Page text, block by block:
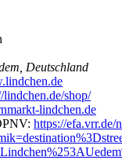
Deutschland
lindchen.de/shop/
lindchen.de
https://efa.vrr.de/